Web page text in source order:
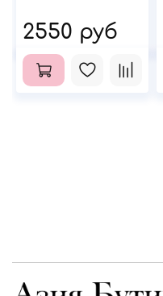
2550 руб